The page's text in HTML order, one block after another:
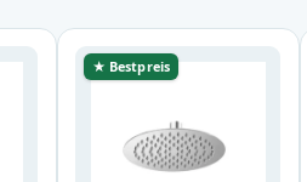
★ Bestpreis